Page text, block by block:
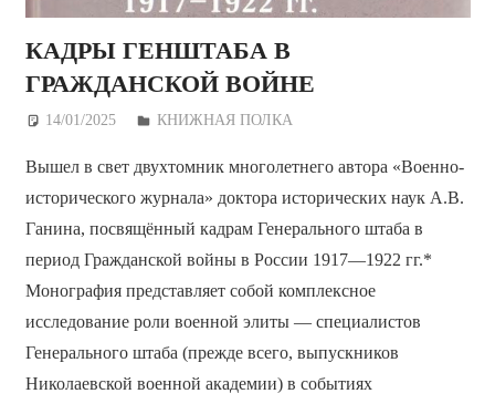
КАДРЫ ГЕНШТАБА В
ГРАЖДАНСКОЙ ВОЙНЕ
14/01/2025 Дежурный по Редакции
КНИЖНАЯ ПОЛКА
Вышел в свет двухтомник многолетнего автора «Военно-
исторического журнала» доктора исторических наук А.В.
Ганина, посвящённый кадрам Генерального штаба в
период Гражданской войны в России 1917—1922 гг.*
Монография представляет собой комплексное
исследование роли военной элиты — специалистов
Генерального штаба (прежде всего, выпускников
Николаевской военной академии) в событиях